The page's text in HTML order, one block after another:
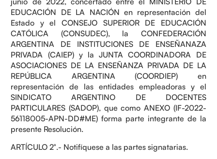
EDUCACIÓN DE LA NACIÓN en representación del
Estado y el CONSEJO SUPERIOR DE EDUCACIÓN
CATÓLICA (CONSUDEC), la CONFEDERACIÓN
ARGENTINA DE INSTITUCIONES DE ENSEÑANAZA
PRIVADA (CAIEP) y la JUNTA COORDINADORA DE
ASOCIACIONES DE LA ENSEÑANZA PRIVADA DE LA
REPÚBLICA ARGENTINA (COORDIEP) en
representación de las entidades empleadoras y el
SINDICATO ARGENTINO DE DOCENTES
PARTICULARES (SADOP), que como ANEXO (IF-2022-
56118005-APN-DD#ME) forma parte integrante de la
presente Resolución.
ARTÍCULO 2°.- Notifíquese a las partes signatarias.